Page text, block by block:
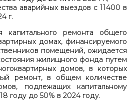
аварийных выездов с 11400 в
г.
ремонта общего
домах, финансируемого
помещений, ожидается
жилищного фонда путем
домов, в которых
ремонт, в общем количестве
подлежащих капитальному
году до 50% в 2024 году.